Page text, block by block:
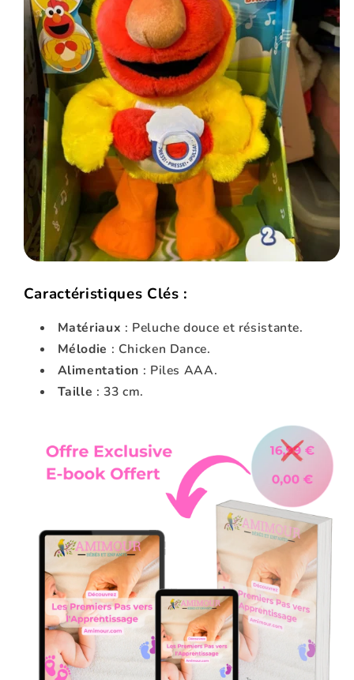
Caractéristiques Clés :
Matériaux : Peluche douce et résistante.
Mélodie : Chicken Dance.
Alimentation : Piles AAA.
Taille : 33 cm.